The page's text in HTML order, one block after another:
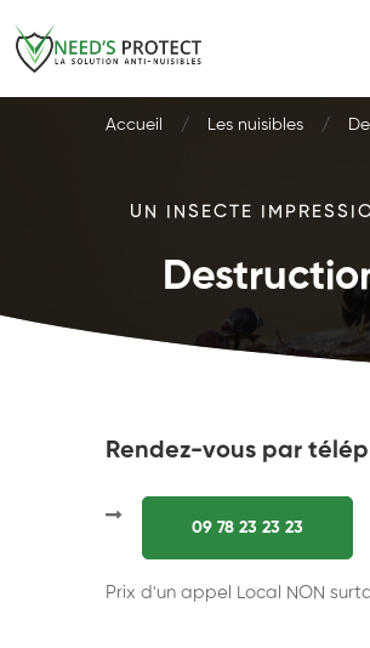
Accueil Les nuisibles
UN INSECTE
Rendez-vous par
09 78 23 23 23
Prix d'un appel Local NON